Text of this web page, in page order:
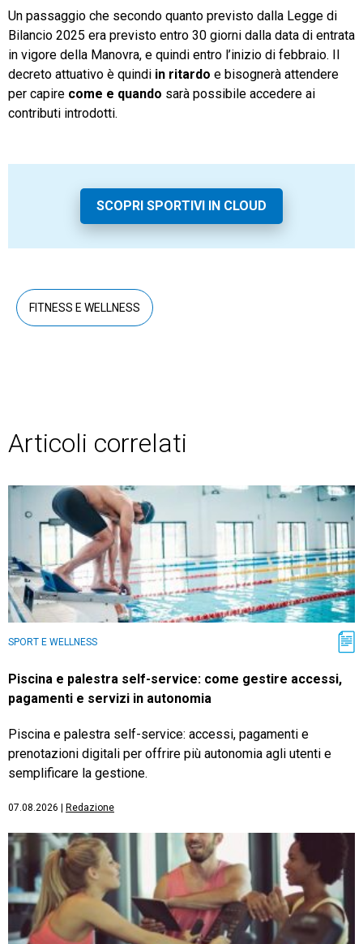
Un passaggio che secondo quanto previsto dalla Legge di
Bilancio 2025 era previsto entro 30 giorni dalla data di entrata
in vigore della Manovra, e quindi entro l’inizio di febbraio. Il
decreto attuativo è quindi in ritardo e bisognerà attendere
per capire come e quando sarà possibile accedere ai
contributi introdotti.
SCOPRI SPORTIVI IN CLOUD
FITNESS E WELLNESS
Articoli correlati
SPORT E WELLNESS
Piscina e palestra self-service: come gestire accessi,
pagamenti e servizi in autonomia
Piscina e palestra self-service: accessi, pagamenti e
prenotazioni digitali per offrire più autonomia agli utenti e
semplificare la gestione.
07.08.2026 Redazione